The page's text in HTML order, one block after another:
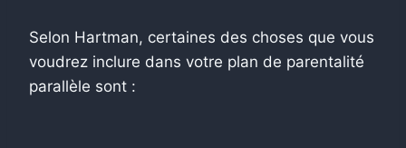
Selon Hartman, certaines des choses que vous
voudrez inclure dans votre plan de parentalité
parallèle sont :